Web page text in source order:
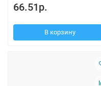
66.51р.
В корзину